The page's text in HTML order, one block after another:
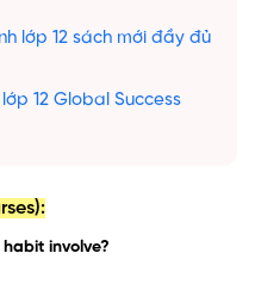
lớp 12 sách mới đầy đủ
12 Global Success
involve?